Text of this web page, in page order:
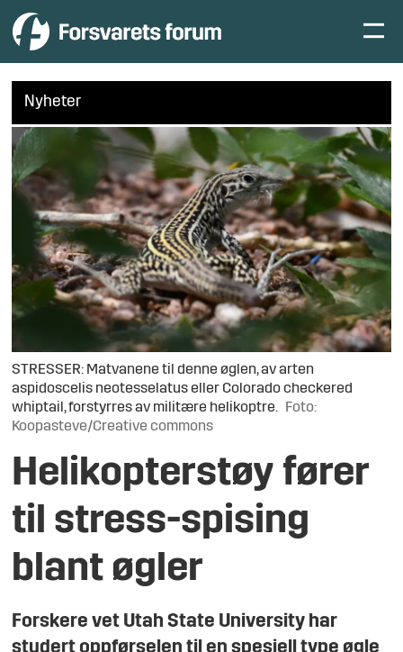
Nyheter
STRESSER: Matvanene til denne øglen, av arten
aspidoscelis neotesselatus eller Colorado checkered
whiptail, forstyrres av militære helikoptre.
Foto:
Koopasteve/Creative commons
Helikopterstøy fører
til stress-spising
blant øgler
Forskere vet Utah State University har